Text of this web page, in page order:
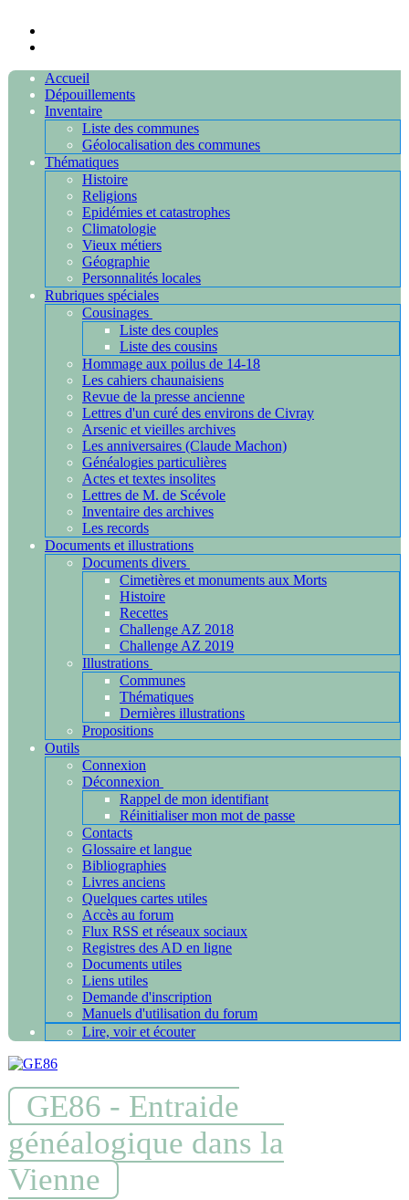
Accueil
Dépouillements
Inventaire
Liste des communes
Géolocalisation des communes
Thématiques
Histoire
Religions
Epidémies et catastrophes
Climatologie
Vieux métiers
Géographie
Personnalités locales
Rubriques spéciales
Cousinages
Liste des couples
Liste des cousins
Hommage aux poilus de 14-18
Les cahiers chaunaisiens
Revue de la presse ancienne
Lettres d'un curé des environs de Civray
Arsenic et vieilles archives
Les anniversaires (Claude Machon)
Généalogies particulières
Actes et textes insolites
Lettres de M. de Scévole
Inventaire des archives
Les records
Documents et illustrations
Documents divers
Cimetières et monuments aux Morts
Histoire
Recettes
Challenge AZ 2018
Challenge AZ 2019
Illustrations
Communes
Thématiques
Dernières illustrations
Propositions
Outils
Connexion
Déconnexion
Rappel de mon identifiant
Réinitialiser mon mot de passe
Contacts
Glossaire et langue
Bibliographies
Livres anciens
Quelques cartes utiles
Accès au forum
Flux RSS et réseaux sociaux
Registres des AD en ligne
Documents utiles
Liens utiles
Demande d'inscription
Manuels d'utilisation du forum
Lire, voir et écouter
GE86 - Entraide
généalogique dans la
Vienne